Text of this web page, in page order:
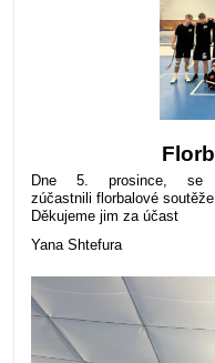
Dne 5. prosince, se
zúčastnili florbalové soutěže.
Děkujeme jim za účast
Yana Shtefura